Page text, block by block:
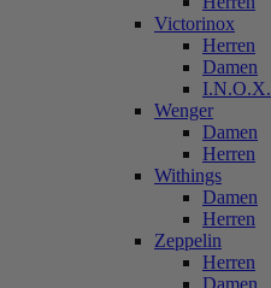
Victorinox
Herren
Damen
I.N.O.X.
Wenger
Damen
Herren
Withings
Damen
Herren
Zeppelin
Herren
Damen